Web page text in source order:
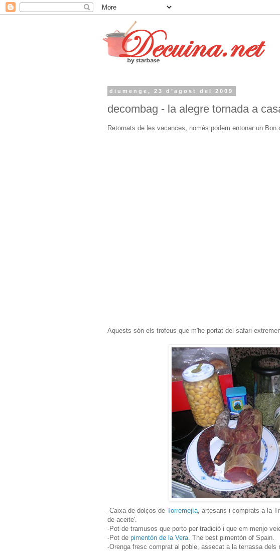
diumenge, 23 d’agost del 2009
decombag - la alegre tornada a
Retornats de les vacances, nomès podem entonar un Bon
Aquests són els trofeus que m'he portat del safari
-Caixa de dolços de Torremejía , artesans i comprats a la
de aceite'.
-Pot de tramusos que porto per tradiciò i que em menjo
-Pot de pimentón de la Vera . The best pimentón of Spain.
-Orenga fresc comprat al poble, assecat a la terrassa